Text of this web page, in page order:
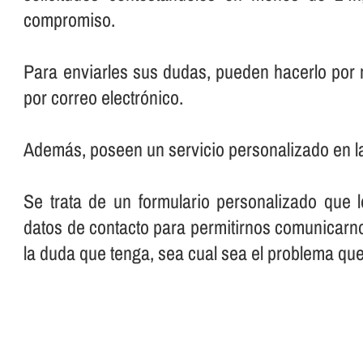
compromiso.
Para enviarles sus dudas, pueden hacerlo
por correo electrónico.
Además, poseen un servicio personalizado en
Se trata de un formulario personalizado
datos de contacto para permitirnos
la duda que tenga, sea cual sea el problema